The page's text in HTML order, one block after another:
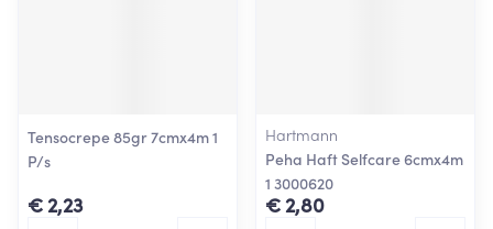
Tensocrepe 85gr 7cmx4m 1
P/s
€ 2,23
Hartmann
Peha Haft Selfcare 6cmx4m
1 3000620
€ 2,80